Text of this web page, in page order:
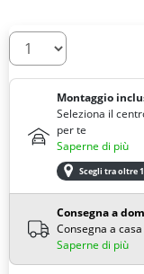
Quantità
Montaggio
Seleziona il
per te
Saperne di più
Scegli tra oltre
Consegna a
Consegna a
Saperne di più